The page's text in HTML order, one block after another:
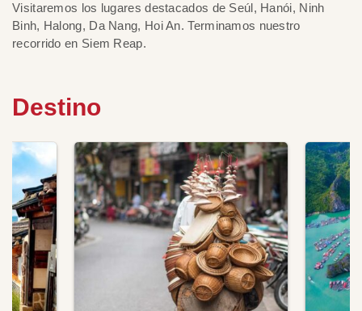
Visitaremos los lugares destacados de Seúl, Hanói, Ninh
Binh, Halong, Da Nang, Hoi An. Terminamos nuestro
recorrido en Siem Reap.
Destino